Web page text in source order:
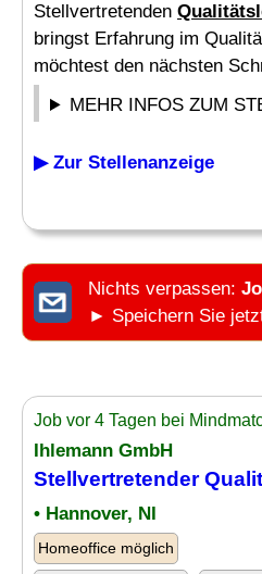
Stellvertretenden
bringst Erfahrung im
möchtest den nächsten
MEHR INFOS ZUM
▶ Zur Stellenanzeige
Nichts verpassen:
► Speichern Sie
Job vor 4 Tagen bei
Ihlemann GmbH
Stellvertretender
• Hannover, NI
Homeoffice möglich